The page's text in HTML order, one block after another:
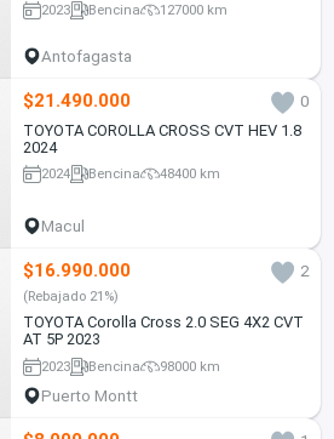
2023 Bencina 127000 km
Antofagasta
$21.490.000
0
TOYOTA COROLLA CROSS CVT HEV 1.8
2024
2024 Bencina 48400 km
Macul
$16.990.000 2
(Rebajado 21%)
TOYOTA Corolla Cross 2.0 SEG 4X2 CVT
AT 5P 2023
2023 Bencina 98000 km
Puerto Montt